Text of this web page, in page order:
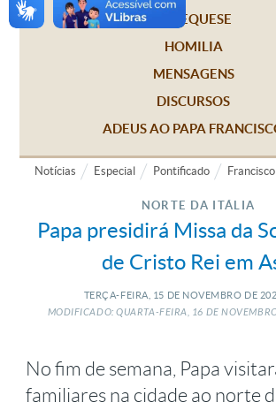
CATEQUESE
HOMILIA
MENSAGENS
DISCURSOS
ADEUS AO PAPA
Notícias Especial Pontificado Francisco
NORTE DA ITÁLIA
Papa presidirá Missa da
de Cristo Rei em
TERÇA-FEIRA, 15 DE NOVEMBRO DE
MODIFICADO: QUARTA-FEIRA, 16 DE
No fim de semana, Papa
familiares na cidade ao norte